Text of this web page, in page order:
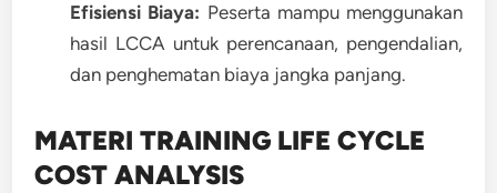
Efisiensi Biaya: Peserta mampu menggunakan
hasil LCCA untuk perencanaan, pengendalian,
dan penghematan biaya jangka panjang.
MATERI TRAINING LIFE CYCLE
COST ANALYSIS